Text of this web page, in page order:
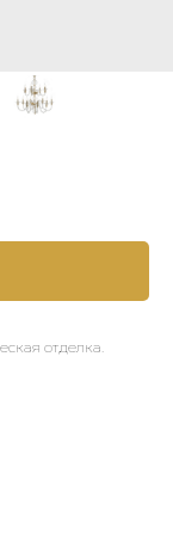
отделка.